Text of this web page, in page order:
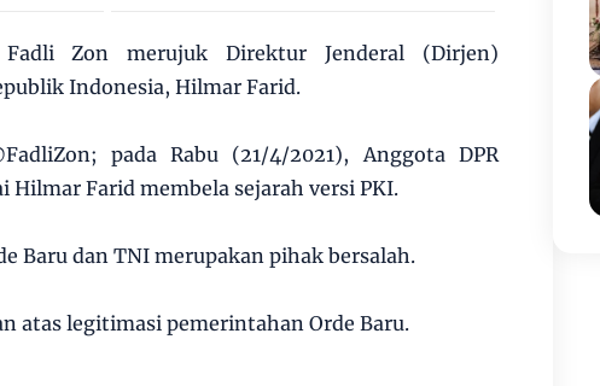
Zon merujuk Direktur Jenderal (Dirjen)
Indonesia, Hilmar Farid.
pada Rabu (21/4/2021), Anggota DPR
Farid membela sejarah versi PKI.
Baru dan TNI merupakan pihak bersalah.
atas legitimasi pemerintahan Orde Baru.